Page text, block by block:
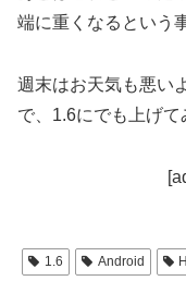
端に重くなるという
週末はお天気も悪い
で、1.6にでも上げて
1.6 Android